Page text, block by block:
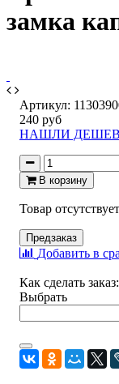
замка
Артикул:
240 руб
НАШЛИ
В корзину
Товар отсутствует
Предзаказ
Добавить в
Как сделать заказ:
Выбрать